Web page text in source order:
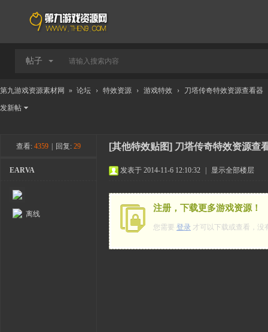
帖子
第九游戏资源素材网 » 论坛 › 特效资源 › 游戏特效 › 刀塔传奇特效资源查看器
发新帖
查看: 4359 回复: 29 [其他特效贴图] 刀塔传奇特效资源查
EARVA
离线
发表于 2014-11-6 12:10:32 显示全部楼层
注册，下载更多游戏资源！
您需要 登录 才可以下载或查看，没